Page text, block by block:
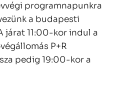
programnapunkra
a budapesti
járat 11:00-kor indul a
P+R
pedig 19:00-kor a